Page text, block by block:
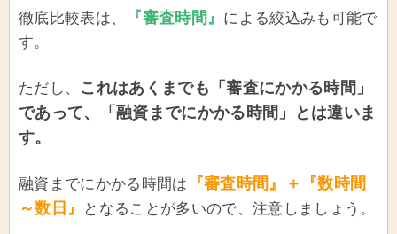
徹底比較表は、 『審査時間』 による絞込みも可能で
す。
ただし、 これはあくまでも「審査にかかる時間」
であって、「融資までにかかる時間」とは違いま
す。
融資までにかかる時間は
『審査時間』＋『数時間
～数日』
となることが多いので、注意しましょう。